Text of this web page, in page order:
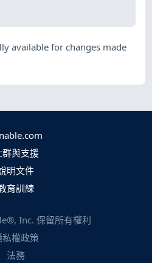
available for changes made
群與支援
明文件
育訓練
Inc. 保留所有權利
私權政策
法務